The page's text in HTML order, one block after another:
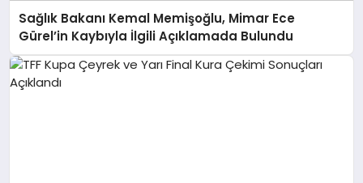
Sağlık Bakanı Kemal Memişoğlu, Mimar Ece
Gürel’in Kaybıyla İlgili Açıklamada Bulundu